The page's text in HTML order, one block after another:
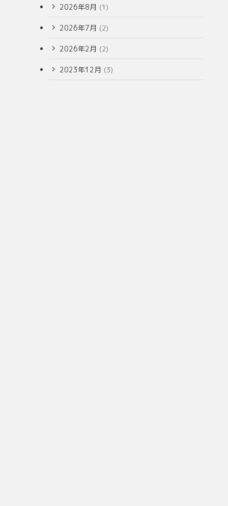
2026年8月 (1)
2026年7月 (2)
2026年2月 (2)
2023年12月 (3)